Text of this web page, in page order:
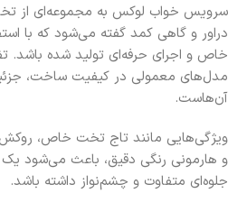
سرویس خواب لوکس به مجموعه‌ای از
دراور و گاهی کمد گفته می‌شود که با
خاص و اجرای حرفه‌ای تولید شده باشد.
مدل‌های معمولی در کیفیت ساخت،
آن‌هاست.
ویژگی‌هایی مانند تاج تخت خاص،
و هارمونی رنگی دقیق، باعث می‌شود یک
جلوه‌ای متفاوت و چشم‌نواز داشته باشد.